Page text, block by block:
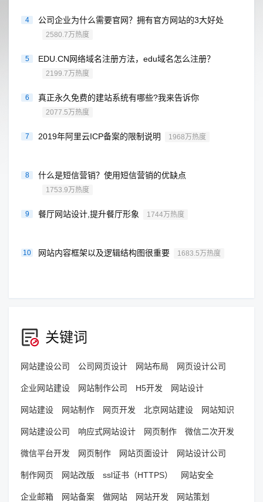
4 公司企业为什么需要官网？拥有官方网站的3大好处
2580.7万热度
5 EDU.CN网络域名注册方法，edu域名怎么注册？
2199.7万热度
6 真正永久免费的建站系统有哪些?我来告诉你
2077.5万热度
7 2019年阿里云ICP备案的限制说明 1968万热度
8 什么是短信营销？使用短信营销的优缺点
1753.9万热度
9 餐厅网站设计,提升餐厅形象 1744万热度
10 网站内容框架以及逻辑结构图很重要 1683.5万热度
关键词
网站建设公司 公司网页设计 网站布局 网页设计公司
企业网站建设 网站制作公司 H5开发 网站设计
网站建设 网站制作 网页开发 北京网站建设 网站知识
网站建设公司 响应式网站设计 网页制作 微信二次开发
微信平台开发 网页制作 网站页面设计 网站设计公司
制作网页 网站改版 ssl证书（HTTPS） 网站安全
企业邮箱 网站备案 做网站 网站开发 网站策划